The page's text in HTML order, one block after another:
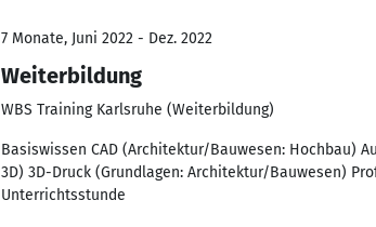
7 Monate, Juni 2022 - Dez. 2022
Weiterbildung
WBS Training Karlsruhe (Weiterbildung)
Basiswissen CAD (Architektur/Bauwesen: Hochbau)
3D) 3D-Druck (Grundlagen: Architektur/Bauwesen)
Unterrichtsstunde